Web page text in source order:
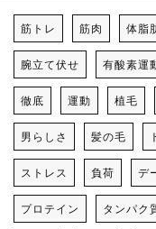
筋トレ 筋肉 体脂
腕立て伏せ 有酸素運
徹底 運動 植毛
男らしさ 髪の毛
ストレス 負荷 デ
プロテイン タンパク